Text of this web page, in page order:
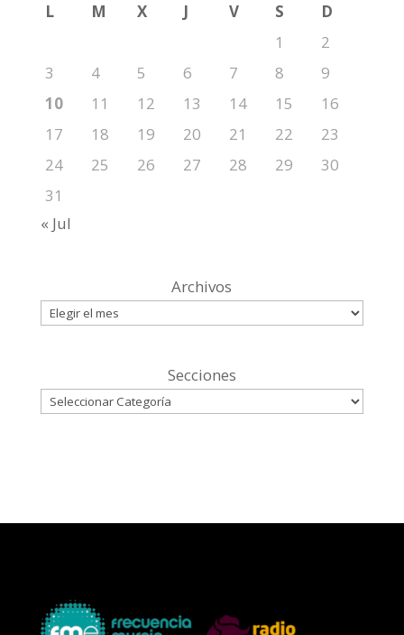
L M X J V S
D
1
2
3
4 5 6 7 8
9
10
11 12 13 14 15
16
17
18 19 20 21 22
23
24
25 26 27 28 29
30
31
« Jul
Archivos
Secciones